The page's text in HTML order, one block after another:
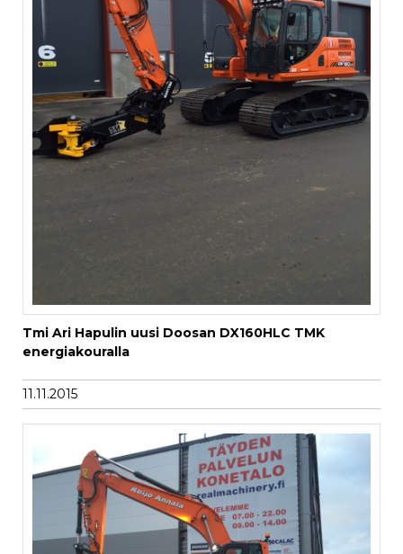
Tmi Ari Hapulin uusi Doosan DX160HLC TMK
energiakouralla
11.11.2015